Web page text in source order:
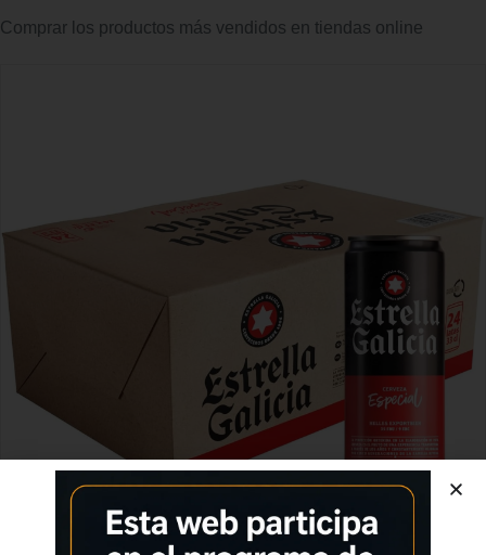
Comprar los productos más vendidos en tiendas online